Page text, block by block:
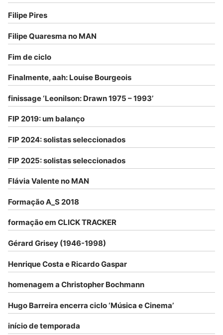
Filipe Pires
Filipe Quaresma no MAN
Fim de ciclo
Finalmente, aah: Louise Bourgeois
finissage ‘Leonilson: Drawn 1975 – 1993’
FIP 2019: um balanço
FIP 2024: solistas seleccionados
FIP 2025: solistas seleccionados
Flávia Valente no MAN
Formação A_S 2018
formação em CLICK TRACKER
Gérard Grisey (1946-1998)
Henrique Costa e Ricardo Gaspar
homenagem a Christopher Bochmann
Hugo Barreira encerra ciclo ‘Música e Cinema’
início de temporada